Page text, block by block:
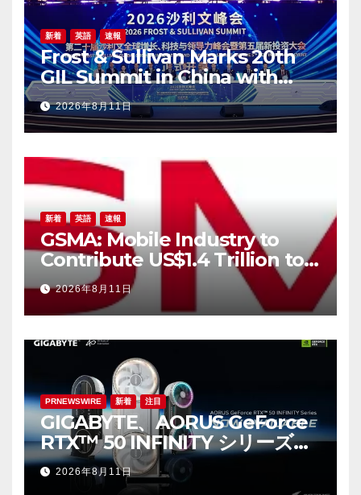
新着 英語 速報
Frost & Sullivan Marks 20th
GIL Summit in China with
Landmark Shanghai
Gathering
2026年8月11日
新着 英語 速報
GSMA: Mobile Industry to
Contribute US$1.4 Trillion to
APAC Economy by 2030 as
Digital Trust, AI, Digital
Sovereignty and Resilience
Take Centre Stage at M360
2026年8月11日
PRNEWSWIRE 新着 注目
GIGABYTE、AORUS GeForce
RTX™ 50 INFINITY シリーズグ
ラフィックスカードの発売を発
表2026年8月11日